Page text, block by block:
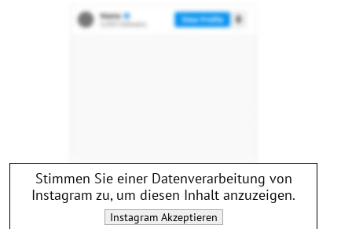
Stimmen Sie einer Datenverarbeitung von
Instagram zu, um diesen Inhalt anzuzeigen.
InstagramAkzeptieren